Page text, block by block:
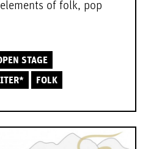
of folk, pop
STAGE
FOLK